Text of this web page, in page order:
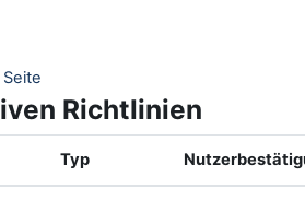
Richtlinien
Typ